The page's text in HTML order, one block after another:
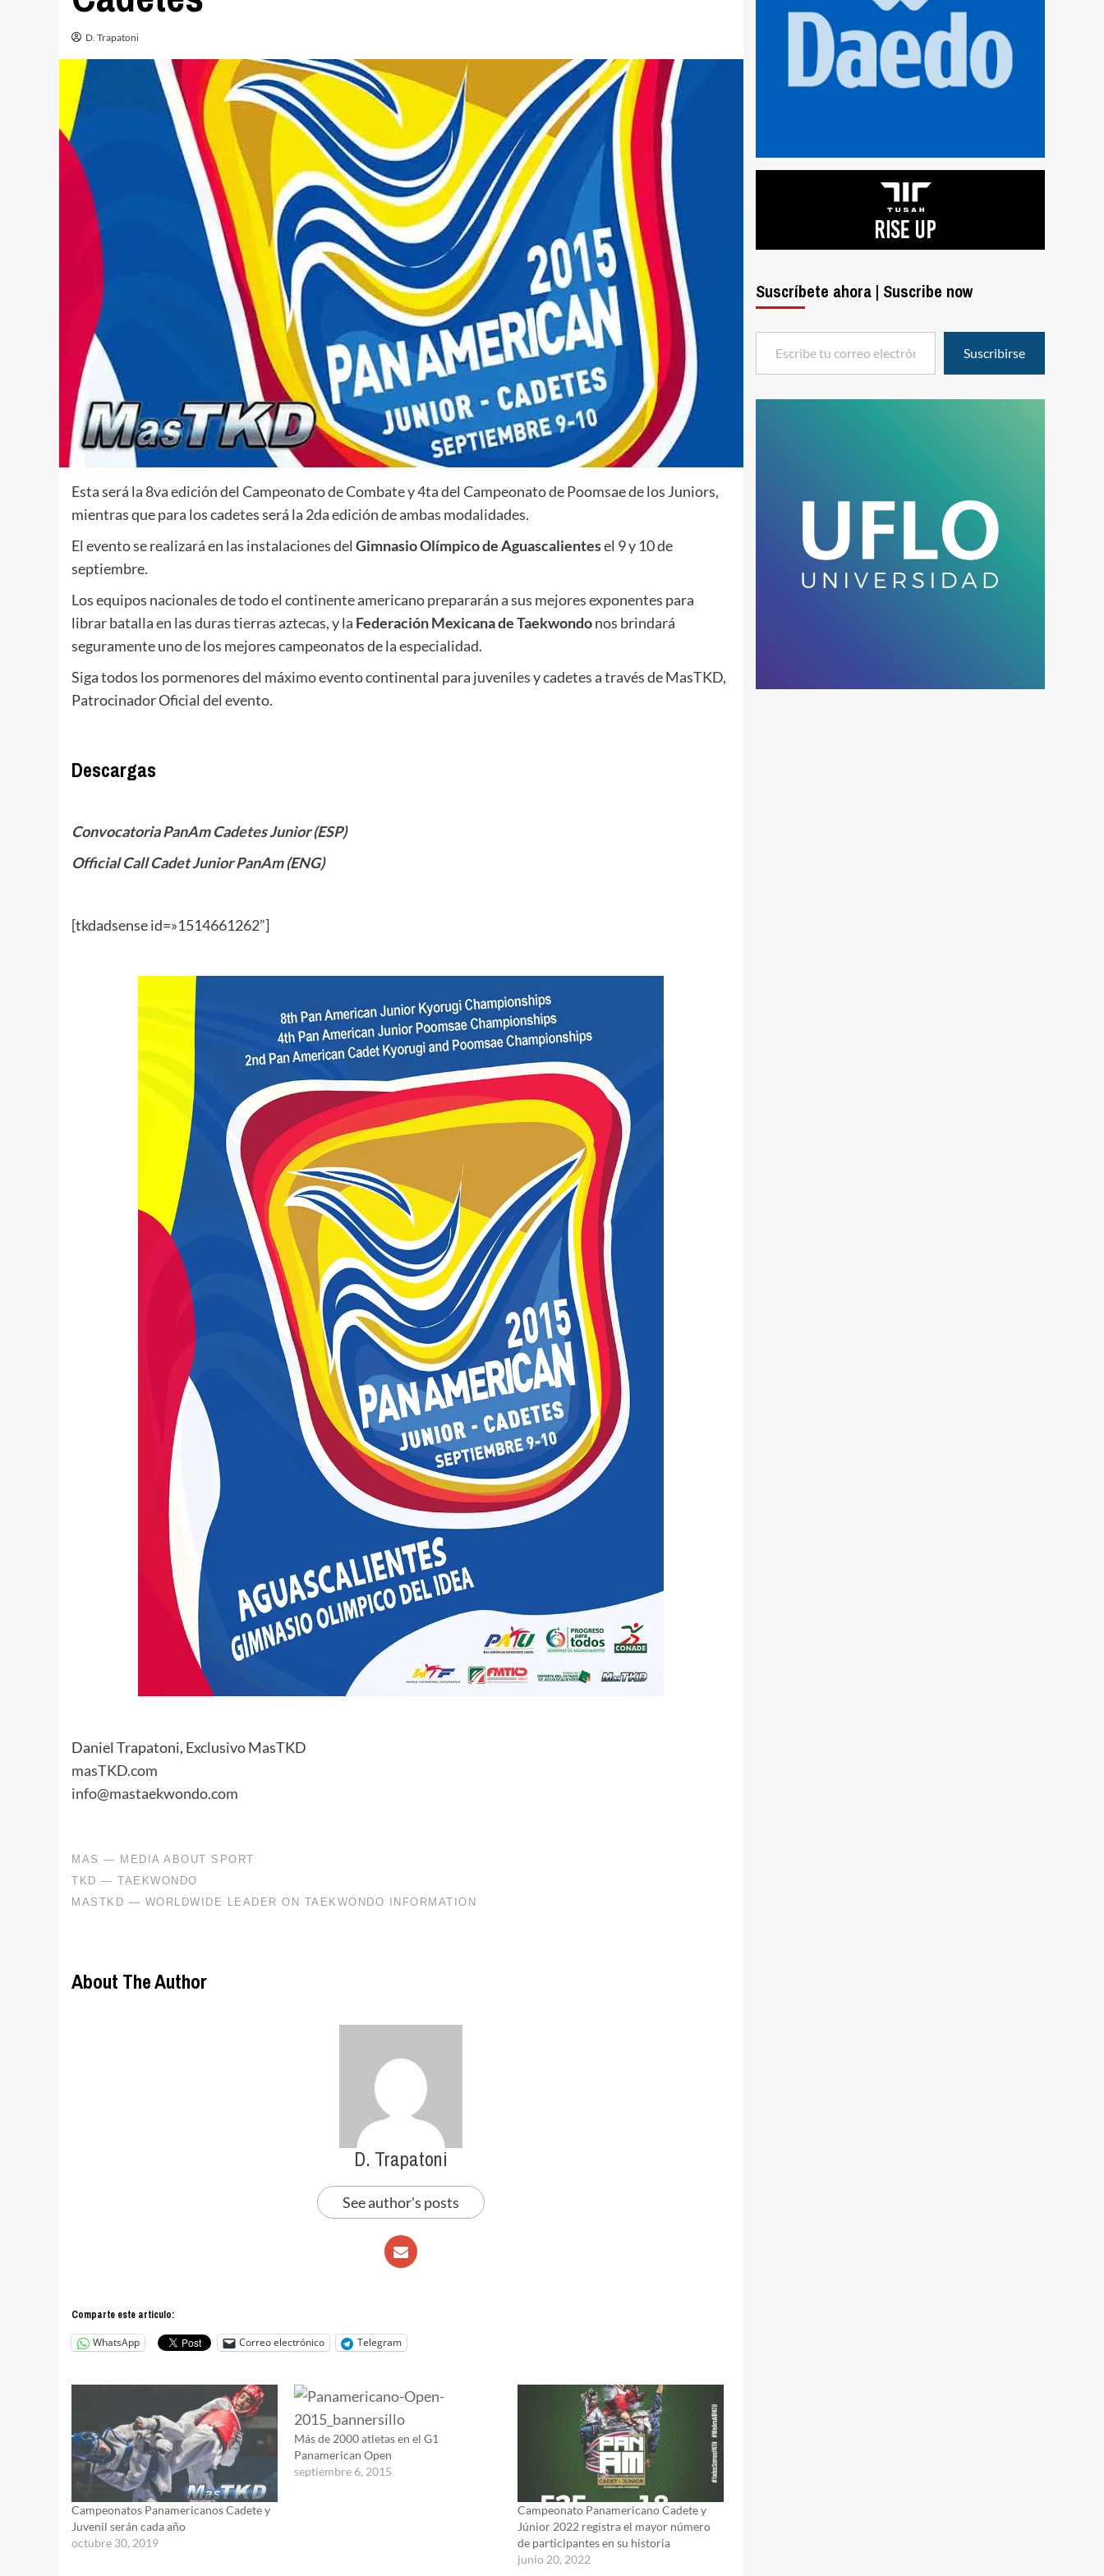
D. Trapatoni
Esta será la 8va edición del Campeonato de Combate y 4ta del Campeonato de Poomsae de los Juniors,
mientras que para los cadetes será la 2da edición de ambas modalidades.
El evento se realizará en las instalaciones del Gimnasio Olímpico de Aguascalientesel 9 y 10 de
septiembre.
Los equipos nacionales de todo el continente americano prepararán a sus mejores exponentes para
librar batalla en las duras tierras aztecas, y la Federación Mexicana de Taekwondonos brindará
seguramente uno de los mejores campeonatos de la especialidad.
Siga todos los pormenores del máximo evento continental para juveniles y cadetes a través de MasTKD,
Patrocinador Oficial del evento.
Descargas
Convocatoria PanAm Cadetes Junior (ESP)
Official Call Cadet Junior PanAm (ENG)
[tkdadsense id=»1514661262”]
Daniel Trapatoni, Exclusivo MasTKD
masTKD.com
info@mastaekwondo.com
About The Author
D. Trapatoni
See author's posts
Comparte este articulo:
WhatsApp Correo electrónico Telegram
Campeonatos Panamericanos Cadete y
Juvenil serán cada año
octubre 30, 2019
Más de 2000 atletas en el G1
Panamerican Open
septiembre 6, 2015
Campeonato Panamericano Cadete y
Júnior 2022 registra el mayor número
de participantes en su historia
junio 20, 2022
Suscríbete ahora | Suscribe now
Escribe tu correo electrónico…
Suscribirse